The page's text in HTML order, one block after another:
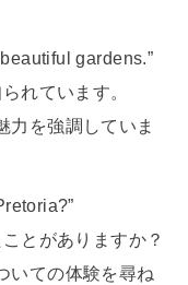
gardens.”
れています。
力を強調していま
とがありますか？
いての体験を尋ね